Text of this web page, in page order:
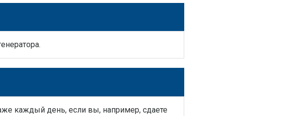
каждый день, если вы, например, сдаете